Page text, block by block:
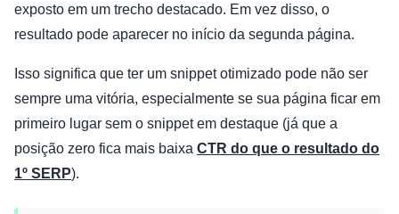
exposto em um trecho destacado. Em vez disso, o
resultado pode aparecer no início da segunda página.
Isso significa que ter um snippet otimizado pode não ser
sempre uma vitória, especialmente se sua página ficar em
primeiro lugar sem o snippet em destaque (já que a
posição zero fica mais baixa CTR do que o resultado do
1º SERP).